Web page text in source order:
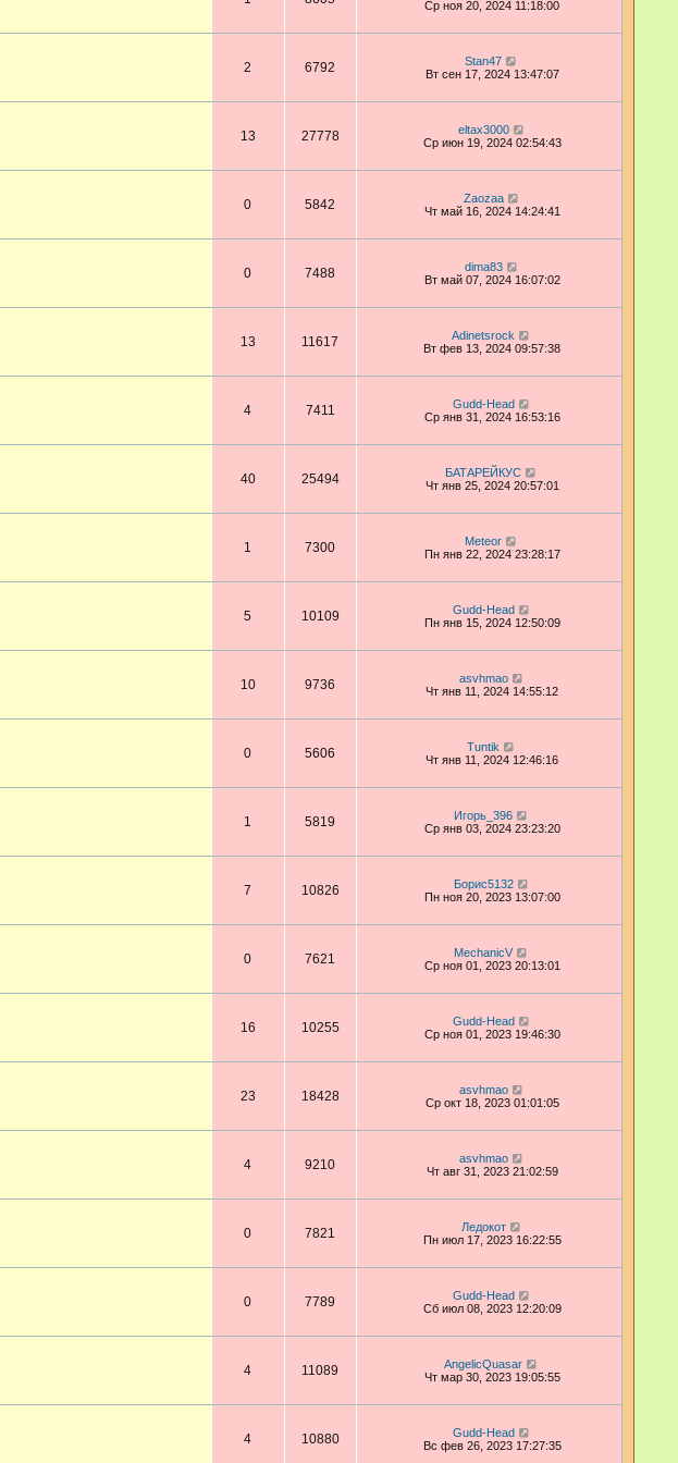
Ср ноя 20, 2024 11:18:00
2 6792
Stan47
Вт сен 17, 2024 13:47:07
13 27778
eltax3000
Ср июн 19, 2024 02:54:43
0 5842
Zaozaa
Чт май 16, 2024 14:24:41
0 7488
dima83
Вт май 07, 2024 16:07:02
13 11617
Adinetsrock
Вт фев 13, 2024 09:57:38
4 7411
Gudd-Head
Ср янв 31, 2024 16:53:16
40 25494
БАТАРЕЙКУС
Чт янв 25, 2024 20:57:01
1 7300
Meteor
Пн янв 22, 2024 23:28:17
5 10109
Gudd-Head
Пн янв 15, 2024 12:50:09
10 9736
asvhmao
Чт янв 11, 2024 14:55:12
0 5606
Tuntik
Чт янв 11, 2024 12:46:16
1 5819
Игорь_396
Ср янв 03, 2024 23:23:20
7 10826
Борис5132
Пн ноя 20, 2023 13:07:00
0 7621
MechanicV
Ср ноя 01, 2023 20:13:01
16 10255
Gudd-Head
Ср ноя 01, 2023 19:46:30
23 18428
asvhmao
Ср окт 18, 2023 01:01:05
4 9210
asvhmao
Чт авг 31, 2023 21:02:59
0 7821
Ледокот
Пн июл 17, 2023 16:22:55
0 7789
Gudd-Head
Сб июл 08, 2023 12:20:09
4 11089
AngelicQuasar
Чт мар 30, 2023 19:05:55
4 10880
Gudd-Head
Вс фев 26, 2023 17:27:35